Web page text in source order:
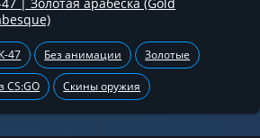
47 Без анимации Золотые
CS:GO Скины оружия